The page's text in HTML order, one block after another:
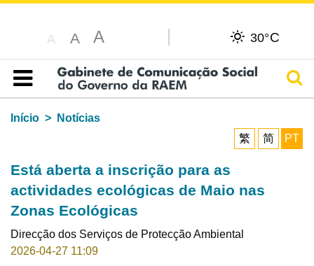
A A A 30°C
Índice
Início
Notícias
繁
简 PT
Está aberta a inscrição para as
actividades ecológicas de Maio nas
Zonas Ecológicas
Direcção dos Serviços de Protecção Ambiental
2026-04-27 11:09